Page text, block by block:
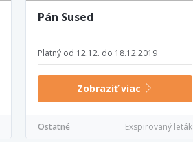
Pán Sused
Platný od 12.12. do 18.12.2019
Zobraziť viac
Ostatné Exspirovaný leták